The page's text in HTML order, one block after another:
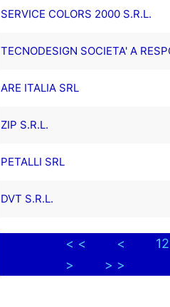
SERVICE COLORS 2000 S.R.L.
TECNODESIGN SOCIETA' A
ARE ITALIA SRL
ZIP S.R.L.
PETALLI SRL
DVT S.R.L.
< < < 12
>
> >